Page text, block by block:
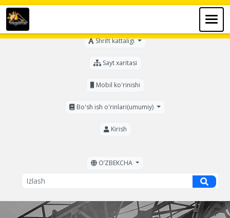
Shrift kattaligi
Sayt xaritasi
Mobil ko'rinishi
Bo'sh ish o'rinlari(umumiy)
Kirish
OʼZBEKCHA